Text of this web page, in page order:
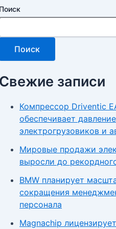
Поиск
записи
Компрессор Driventic
обеспечивает
электрогрузовиков и
Мировые продажи
выросли до
BMW планирует
сокращения
персонала
Magnachip лицензирует